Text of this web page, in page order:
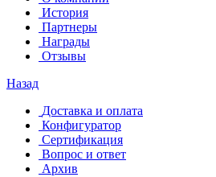
История
Партнеры
Награды
Отзывы
Назад
Доставка и оплата
Конфигуратор
Сертификация
Вопрос и ответ
Архив